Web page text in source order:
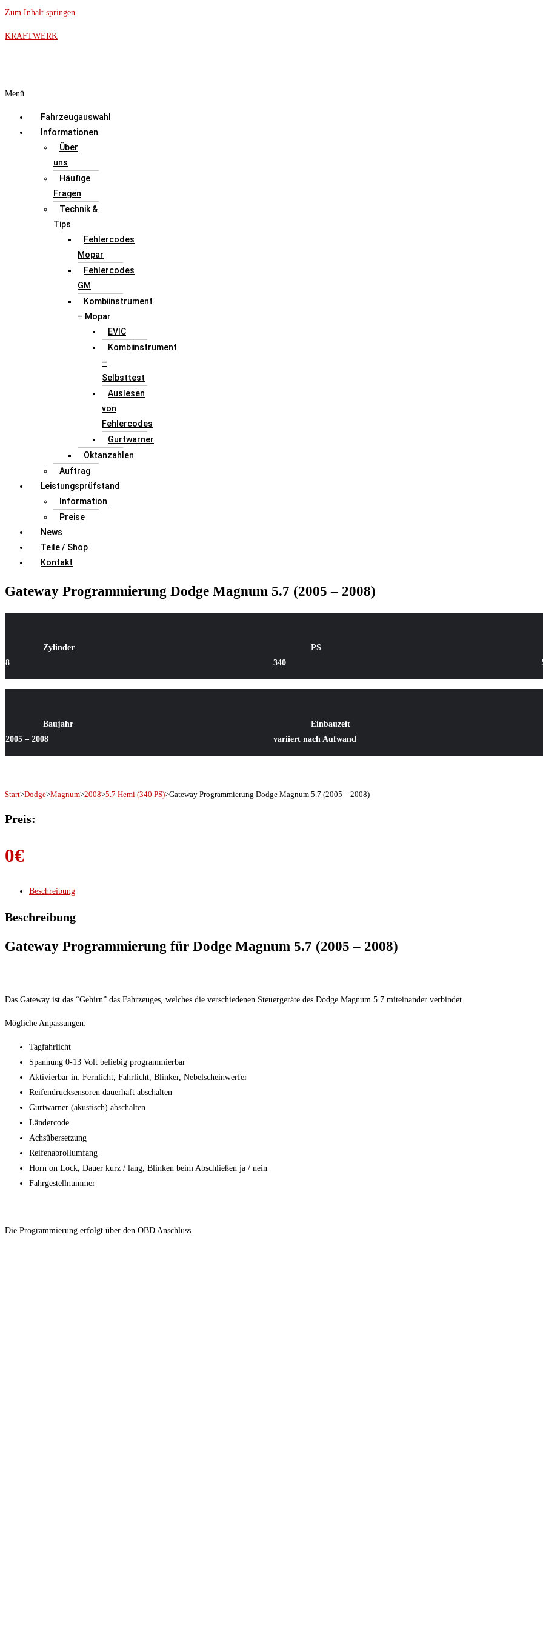
Zum Inhalt springen
KRAFTWERK
Menü
Fahrzeugauswahl
Informationen
Über
uns
Häufige
Fragen
Technik &
Tips
Fehlercodes
Mopar
Fehlercodes
GM
Kombiinstrument
– Mopar
EVIC
Kombiinstrument
–
Selbsttest
Auslesen
von
Fehlercodes
Gurtwarner
Oktanzahlen
Auftrag
Leistungsprüfstand
Information
Preise
News
Teile / Shop
Kontakt
Gateway Programmierung Dodge Magnum 5.7 (2005 – 2008)
Zylinder
8
PS
340
Baujahr
2005 – 2008
Einbauzeit
variiert nach Aufwand
Start>Dodge>Magnum>2008>5.7 Hemi (340 PS)>Gateway Programmierung Dodge Magnum 5.7 (2005 – 2008)
Preis:
0€
Beschreibung
Beschreibung
Gateway Programmierung für Dodge Magnum 5.7 (2005 – 2008)
Das Gateway ist das “Gehirn” das Fahrzeuges, welches die verschiedenen Steuergeräte des Dodge Magnum 5.7 miteinander verbindet.
Mögliche Anpassungen:
Tagfahrlicht
Spannung 0-13 Volt beliebig programmierbar
Aktivierbar in: Fernlicht, Fahrlicht, Blinker, Nebelscheinwerfer
Reifendrucksensoren dauerhaft abschalten
Gurtwarner (akustisch) abschalten
Ländercode
Achsübersetzung
Reifenabrollumfang
Horn on Lock, Dauer kurz / lang, Blinken beim Abschließen ja / nein
Fahrgestellnummer
Die Programmierung erfolgt über den OBD Anschluss.